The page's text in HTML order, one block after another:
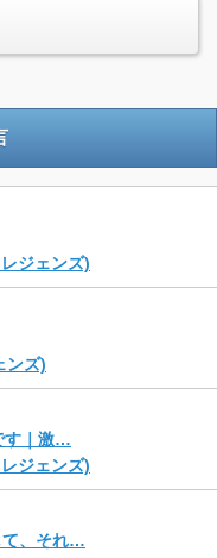
ジェンズ)
ンズ)
す｜激…
ジェンズ)
て、それ…